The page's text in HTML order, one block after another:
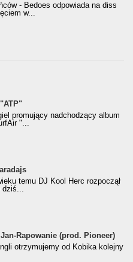
- Bedoes odpowiada na diss
w...
promujący nadchodzący album
"...
za
Album Roku
temu DJ Kool Herc rozpoczął
dziś...
(prod. Pioneer)
Rapowanie (prod. Pioneer)
otrzymujemy od Kobika kolejny